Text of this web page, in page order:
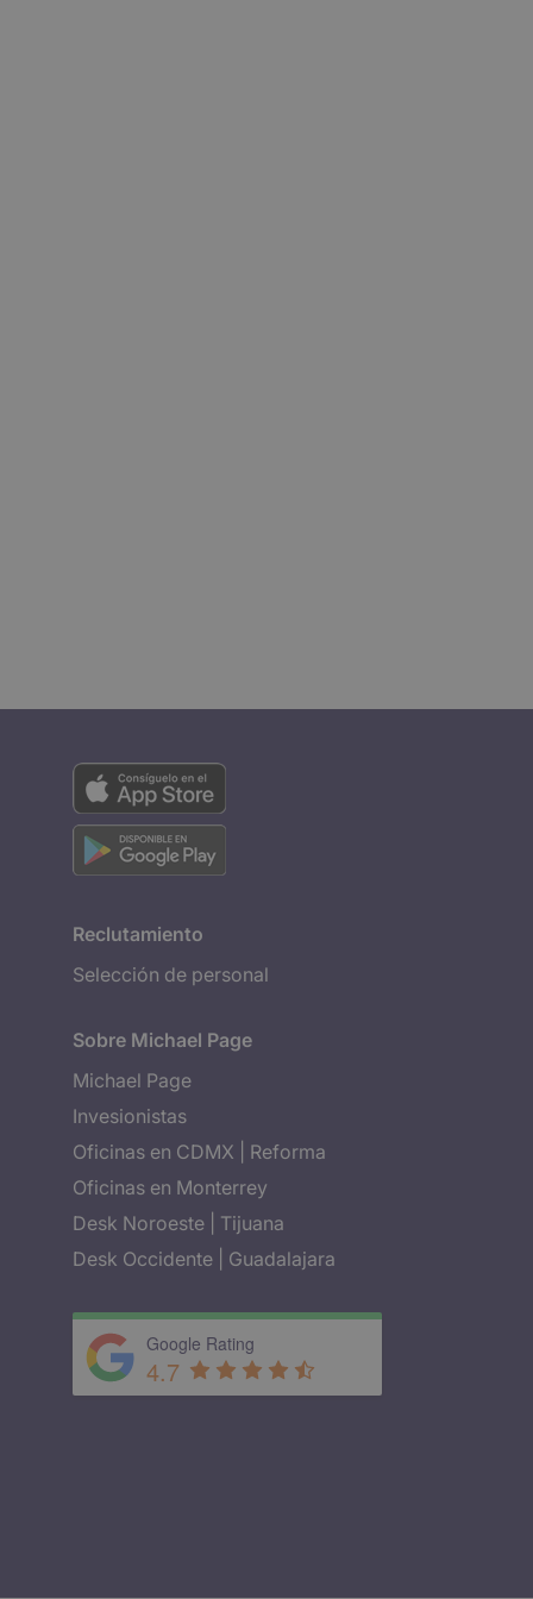
Reclutamiento
Selección de personal
Sobre Michael Page
Michael Page
Invesionistas
Oficinas en CDMX | Reforma
Oficinas en Monterrey
Desk Noroeste | Tijuana
Desk Occidente | Guadalajara
Google Rating
4.7